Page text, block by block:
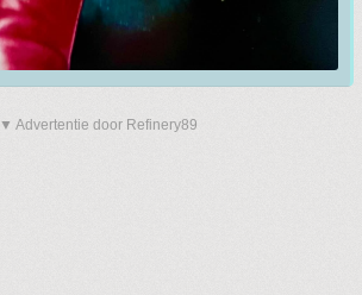
▼ Advertentie door Refinery89